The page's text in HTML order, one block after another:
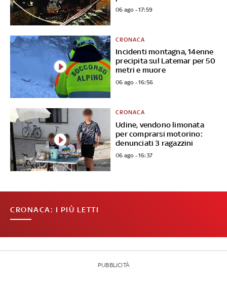
06 ago - 17:59
Incidenti montagna, 14enne
precipita sul Latemar per 50
metri e muore
CRONACA
06 ago - 16:56
Udine, vendono limonata
per comprarsi motorino:
denunciati 3 ragazzini
CRONACA
06 ago - 16:37
CRONACA: I PIÙ LETTI
PUBBLICITÀ